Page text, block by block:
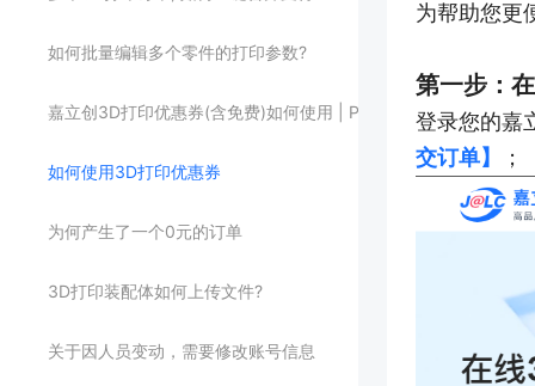
如何批量编辑多个零件的打印参数?
嘉立创3D打印优惠券(含免费)如何使用 | PC端+移动端教程
如何使用3D打印优惠券
为何产生了一个0元的订单
3D打印装配体如何上传文件?
关于因人员变动，需要修改账号信息
为帮助您更
第一步：
登录您的嘉
交订单】
；